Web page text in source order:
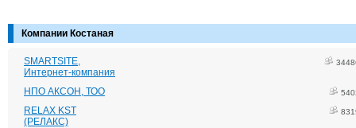
Компании Костаная
SMARTSITE,
Интернет-компания
НПО АКСОН, ТОО
RELAX KST
(РЕЛАКС)